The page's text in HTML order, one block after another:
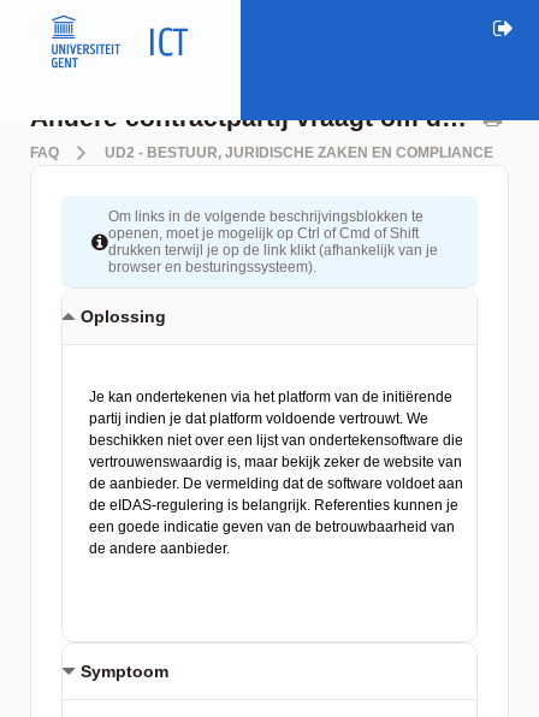
Andere contractpartij vraagt om document (verder) te ondertekenen via ander digitaal ondertekenplatform
FAQ UD2 - BESTUUR, JURIDISCHE ZAKEN EN COMPLIANCE
Om links in de volgende beschrijvingsblokken te
openen, moet je mogelijk op Ctrl of Cmd of Shift
drukken terwijl je op de link klikt (afhankelijk van je
browser en besturingssysteem).
Oplossing
Symptoom